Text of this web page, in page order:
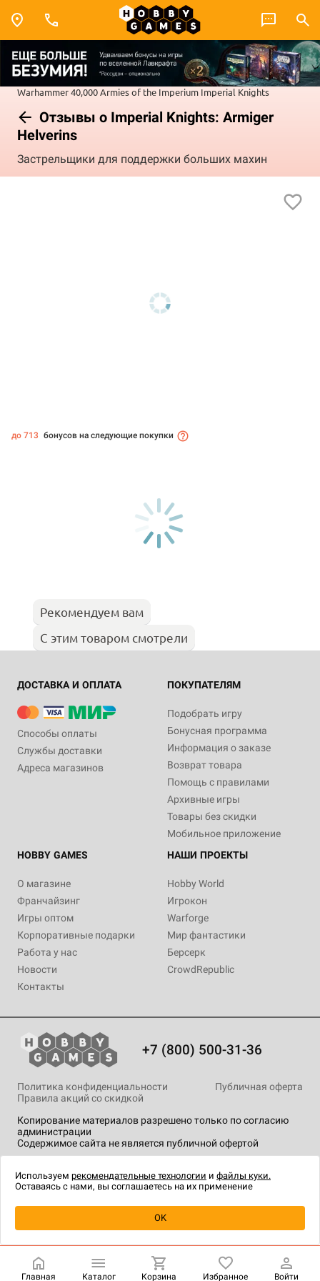
Warhammer 40,000Armies of the Imperium Imperial Knights
Отзывы о Imperial Knights: Armiger
Helverins
Застрельщики для поддержки больших махин
Уведомить о наличии
до 713 бонусов на следующие покупки
Рекомендуем вам
С этим товаром смотрели
ДОСТАВКА И ОПЛАТА
Способы оплаты
Службы доставки
Адреса магазинов
ПОКУПАТЕЛЯМ
Подобрать игру
Бонусная программа
Информация о заказе
Возврат товара
Помощь с правилами
Архивные игры
Товары без скидки
Мобильное приложение
HOBBY GAMES
О магазине
Франчайзинг
Игры оптом
Корпоративные подарки
Работа у нас
Новости
Контакты
НАШИ ПРОЕКТЫ
Hobby World
Игрокон
Warforge
Мир фантастики
Берсерк
CrowdRepublic
+7 (800) 500-31-36
Копирование материалов разрешено только по согласию
администрации
Содержимое сайта не является публичной офертой
Политика конфиденциальности
Публичная оферта
Правила акций со скидкой
технологии.
Главная Каталог Корзина Избранное Войти
Используем рекомендательные технологии и файлы куки.
Оставаясь с нами, вы соглашаетесь на их применение
OK